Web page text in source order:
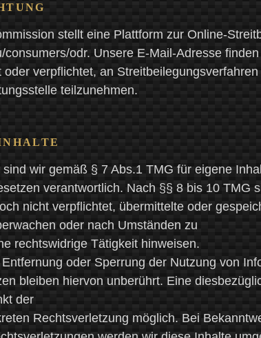
stellt eine Plattform zur Online-
consumers/odr. Unsere E-Mail-Adresse
verpflichtet, an
teilzunehmen.
wir gemäß § 7 Abs.1 TMG für eigene
verantwortlich. Nach §§ 8 bis 10 TMG
nicht verpflichtet, übermittelte oder
oder nach Umständen zu
rechtswidrige Tätigkeit hinweisen.
oder Sperrung der Nutzung von
bleiben hiervon unberührt. Eine
der
Rechtsverletzung möglich. Bei